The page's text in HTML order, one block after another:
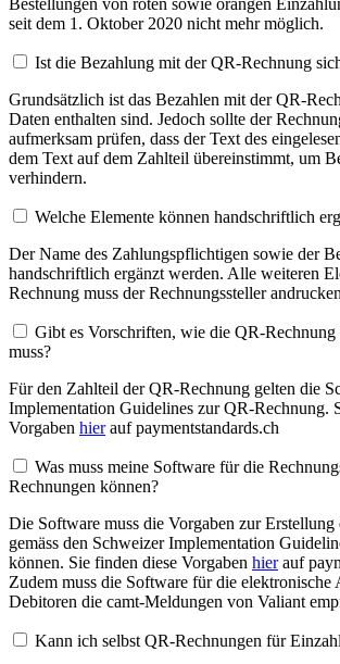
Bestellungen von roten sowie orangen
seit dem 1. Oktober 2020 nicht mehr möglich.
Ist die Bezahlung mit der QR-Rechnung
Grundsätzlich ist das Bezahlen mit der QR-
Daten enthalten sind. Jedoch sollte der
aufmerksam prüfen, dass der Text des
dem Text auf dem Zahlteil übereinstimmt, um
verhindern.
Welche Elemente können handschriftlich
Der Name des Zahlungspflichtigen sowie der
handschriftlich ergänzt werden. Alle weiteren
Rechnung muss der Rechnungssteller
Gibt es Vorschriften, wie die QR-Rechnung
muss?
Für den Zahlteil der QR-Rechnung gelten die
Implementation Guidelines zur QR-Rechnung.
Vorgaben hierauf paymentstandards.ch
Was muss meine Software für die
Rechnungen können?
Die Software muss die Vorgaben zur
gemäss den Schweizer Implementation
können. Sie finden diese Vorgaben hierauf
Zudem muss die Software für die elektronische
Debitoren die camt-Meldungen von Valiant
Kann ich selbst QR-Rechnungen für